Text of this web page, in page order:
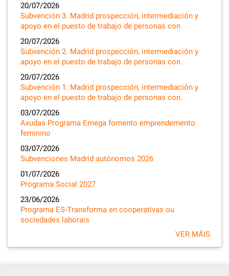
20/07/2026
Subvención 3. Madrid prospección, intermediación y
apoyo en el puesto de trabajo de personas con…
20/07/2026
Subvención 2. Madrid prospección, intermediación y
apoyo en el puesto de trabajo de personas con…
20/07/2026
Subvención 1. Madrid prospección, intermediación y
apoyo en el puesto de trabajo de personas con…
03/07/2026
Axudas Programa Emega fomento emprendemento
feminino
03/07/2026
Subvenciones Madrid autónomos 2026
01/07/2026
Programa Social 2027
23/06/2026
Programa ES-Transforma en cooperativas ou
sociedades laborais
VER MÁIS